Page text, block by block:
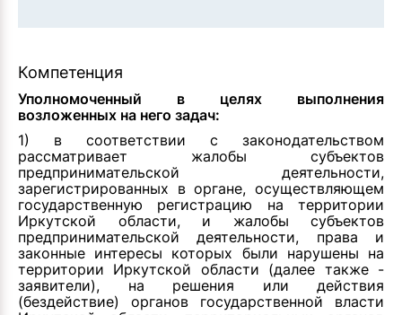
Компетенция
Уполномоченный в целях выполнения
возложенных на него задач:
1) в соответствии с законодательством
рассматривает жалобы субъектов
предпринимательской деятельности,
зарегистрированных в органе, осуществляющем
государственную регистрацию на территории
Иркутской области, и жалобы субъектов
предпринимательской деятельности, права и
законные интересы которых были нарушены на
территории Иркутской области (далее также -
заявители), на решения или действия
(бездействие) органов государственной власти